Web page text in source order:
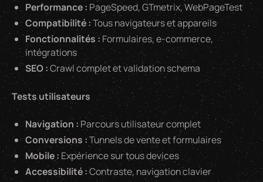
Performance : PageSpeed, GTmetrix, WebPageTest
Compatibilité :Tous navigateurs et appareils
Fonctionnalités : Formulaires, e-commerce,
intégrations
SEO :Crawl complet et validation schema
Tests utilisateurs
Navigation :Parcours utilisateur complet
Conversions :Tunnels de vente et formulaires
Mobile : Expérience sur tous devices
Accessibilité :Contraste, navigation clavier